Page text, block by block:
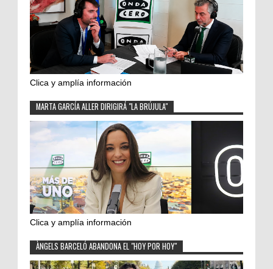
Clica y amplía información
MARTA GARCÍA ALLER DIRIGIRÁ "LA BRÚJULA"
Clica y amplía información
ÀNGELS BARCELÓ ABANDONA EL "HOY POR HOY"